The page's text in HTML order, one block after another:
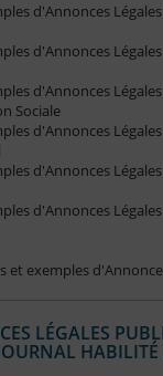
d'Annonces
d'Annonces
d'Annonces
Sociale
d'Annonces
d'Annonces
d'Annonces
et exemples
LÉGALES